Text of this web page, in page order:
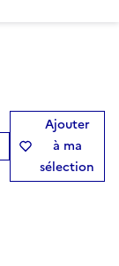
Ajouter
à ma
sélection